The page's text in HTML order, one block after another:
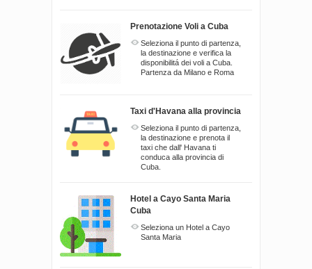
Prenotazione Voli a Cuba
Seleziona il punto di partenza,
la destinazione e verifica la
disponibilitá dei voli a Cuba.
Partenza da Milano e Roma
Taxi d'Havana alla provincia
Seleziona il punto di partenza,
la destinazione e prenota il
taxi che dall' Havana ti
conduca alla provincia di
Cuba.
Hotel a Cayo Santa Maria
Cuba
Seleziona un Hotel a Cayo
Santa Maria